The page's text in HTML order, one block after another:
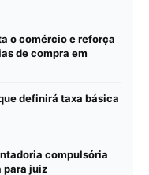
o comércio e reforça
de compra em
definirá taxa básica
compulsória
para juiz